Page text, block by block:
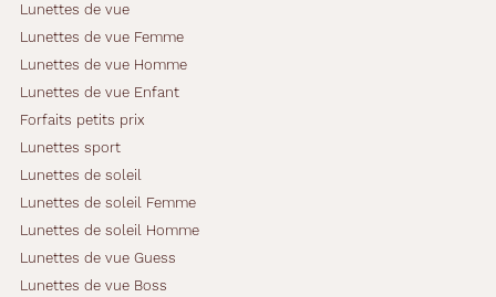
Lunettes de vue
Lunettes de vue Femme
Lunettes de vue Homme
Lunettes de vue Enfant
Forfaits petits prix
Lunettes sport
Lunettes de soleil
Lunettes de soleil Femme
Lunettes de soleil Homme
Lunettes de vue Guess
Lunettes de vue Boss